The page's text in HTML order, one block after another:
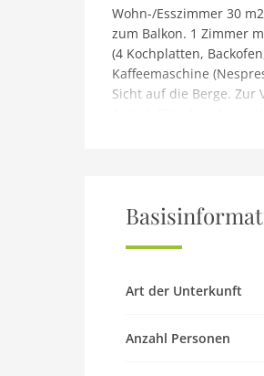
Wohn-/Esszimmer 30
zum Balkon. 1 Zimmer
(4 Kochplatten,
Kaffeemaschine
Sicht auf die Berge. Zur
Autos). Bitte
sonnige Lage, 1.5 km
Skiraum,
(zusätzlich extra).
Restaurant,
1.5 km. Bitte beachten:
Haustier
Art der Unterkunft
Anzahl Personen